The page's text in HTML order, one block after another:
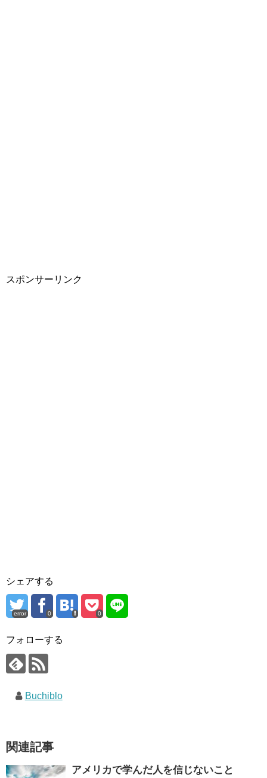
スポンサーリンク
シェアする
error 0 0
フォローする
Buchiblo
関連記事
アメリカで学んだ人を信じないこと